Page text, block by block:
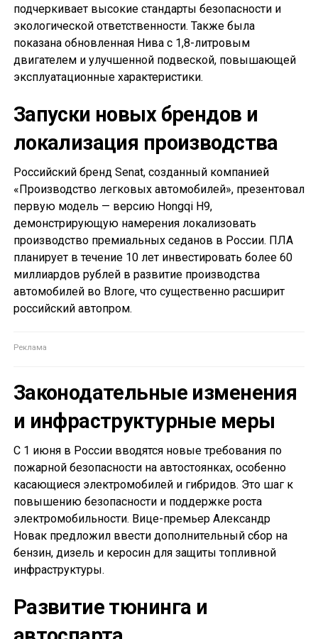
подчеркивает высокие стандарты безопасности и
экологической ответственности. Также была
показана обновленная Нива с 1,8-литровым
двигателем и улучшенной подвеской, повышающей
эксплуатационные характеристики.
Запуски новых брендов и
локализация производства
Российский бренд Senat, созданный компанией
«Производство легковых автомобилей», презентовал
первую модель — версию Hongqi H9,
демонстрирующую намерения локализовать
производство премиальных седанов в России. ПЛА
планирует в течение 10 лет инвестировать более 60
миллиардов рублей в развитие производства
автомобилей во Влоге, что существенно расширит
российский автопром.
Законодательные изменения
и инфраструктурные меры
С 1 июня в России вводятся новые требования по
пожарной безопасности на автостоянках, особенно
касающиеся электромобилей и гибридов. Это шаг к
повышению безопасности и поддержке роста
электромобильности. Вице-премьер Александр
Новак предложил ввести дополнительный сбор на
бензин, дизель и керосин для защиты топливной
инфраструктуры.
Развитие тюнинга и